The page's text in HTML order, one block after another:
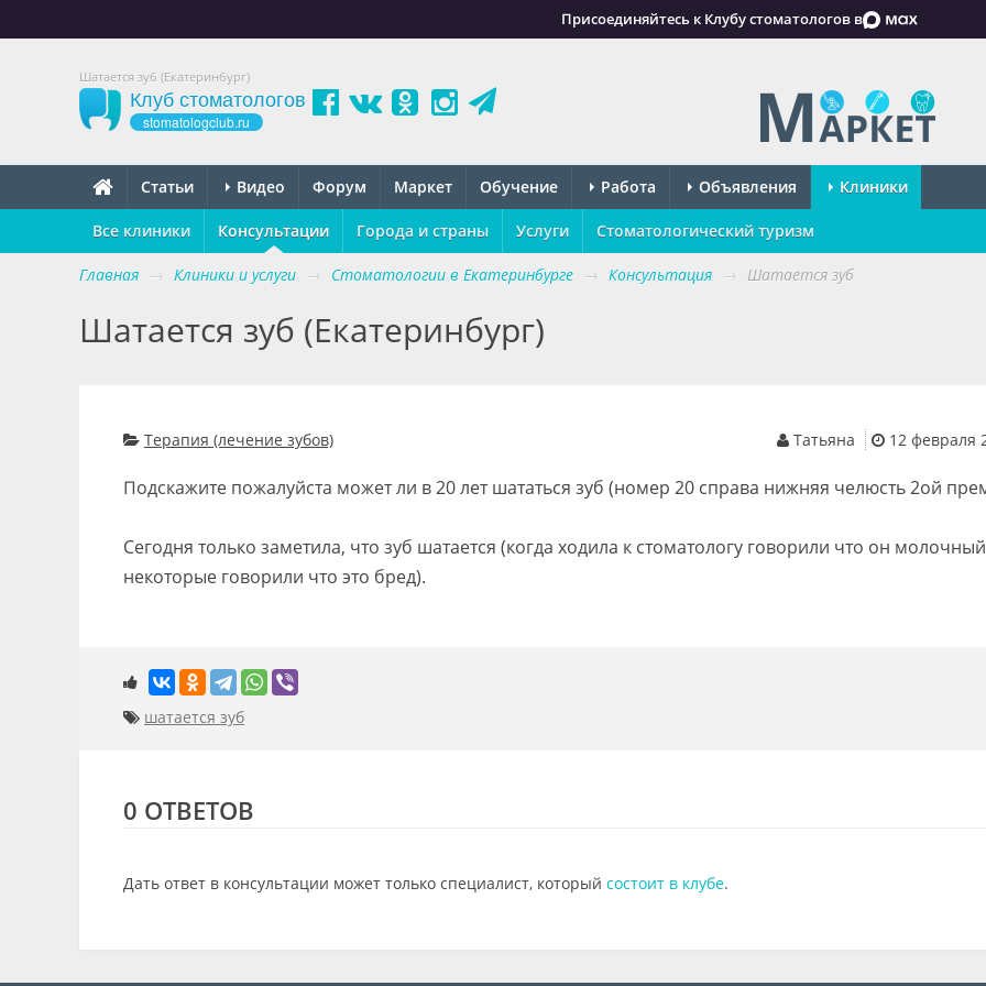
Присоединяйтесь к Клубу стоматологов в
Шатается зуб (Екатеринбург)
Клуб стоматологов
stomatologclub.ru
Статьи Видео Форум Маркет Обучение Работа Объявления Клиники
Все клиники Консультации Города и страны Услуги Стоматологический туризм
Главная → Клиники и услуги → Стоматологии в Екатеринбурге → Консультация → Шатается зуб
Шатается зуб (Екатеринбург)
Терапия (лечение зубов) Татьяна 12 февраля
Подскажите пожалуйста может ли в 20 лет шататься зуб (номер 20 справа нижняя челюсть 2ой
Сегодня только заметила, что зуб шатается (когда ходила к стоматологу говорили что он
некоторые говорили что это бред).
шатается зуб
0 ОТВЕТОВ
Дать ответ в консультации может только специалист, который состоит в клубе.